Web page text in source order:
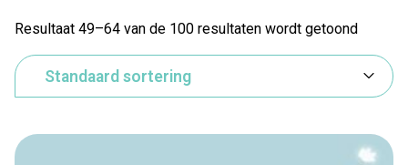
Resultaat 49–64 van de 100 resultaten wordt getoond